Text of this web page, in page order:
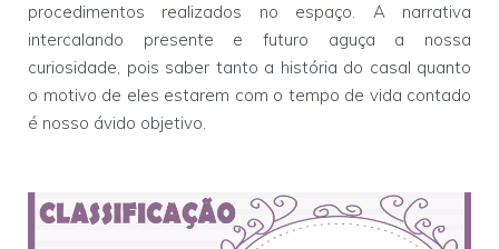
procedimentos realizados no espaço. A narrativa
intercalando presente e futuro aguça a nossa
curiosidade, pois saber tanto a história do casal quanto
o motivo de eles estarem com o tempo de vida contado
é nosso ávido objetivo.